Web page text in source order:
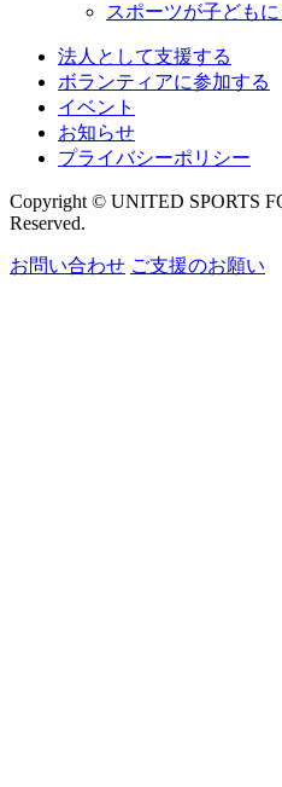
スポーツが子ども
法人として支援する
ボランティアに参加する
イベント
お知らせ
プライバシーポリシー
Copyright © UNITED SPORTS
Reserved.
お問い合わせ ご支援のお願い